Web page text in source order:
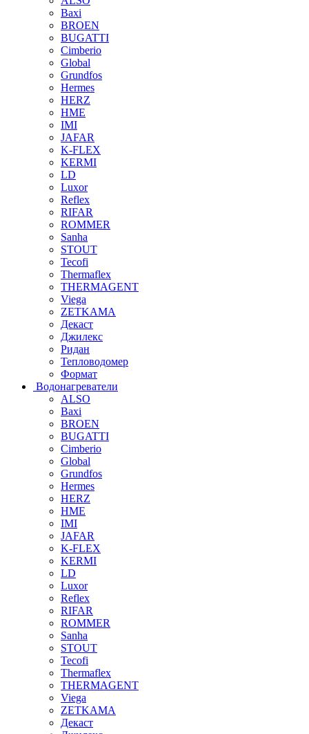
Baxi
BROEN
BUGATTI
Cimberio
Global
Grundfos
Hermes
HERZ
HME
IMI
JAFAR
K-FLEX
KERMI
LD
Luxor
Reflex
RIFAR
ROMMER
Sanha
STOUT
Tecofi
Thermaflex
THERMAGENT
Viega
ZETKAMA
Декаст
Джилекс
Ридан
Тепловодомер
Формат
Водонагреватели
ALSO
Baxi
BROEN
BUGATTI
Cimberio
Global
Grundfos
Hermes
HERZ
HME
IMI
JAFAR
K-FLEX
KERMI
LD
Luxor
Reflex
RIFAR
ROMMER
Sanha
STOUT
Tecofi
Thermaflex
THERMAGENT
Viega
ZETKAMA
Декаст